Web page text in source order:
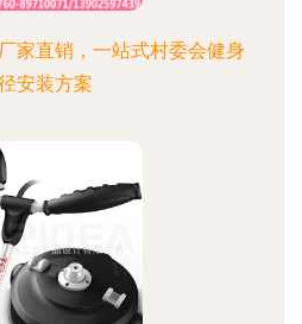
家直销，一站式村委会健身
安装方案